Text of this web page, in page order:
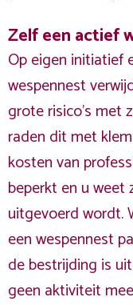
Zelf een actief
Op eigen initiatief
wespennest
grote risico’s met
raden dit met
kosten van
beperkt en u weet
uitgevoerd wordt.
een wespennest
de bestrijding is
geen aktiviteit